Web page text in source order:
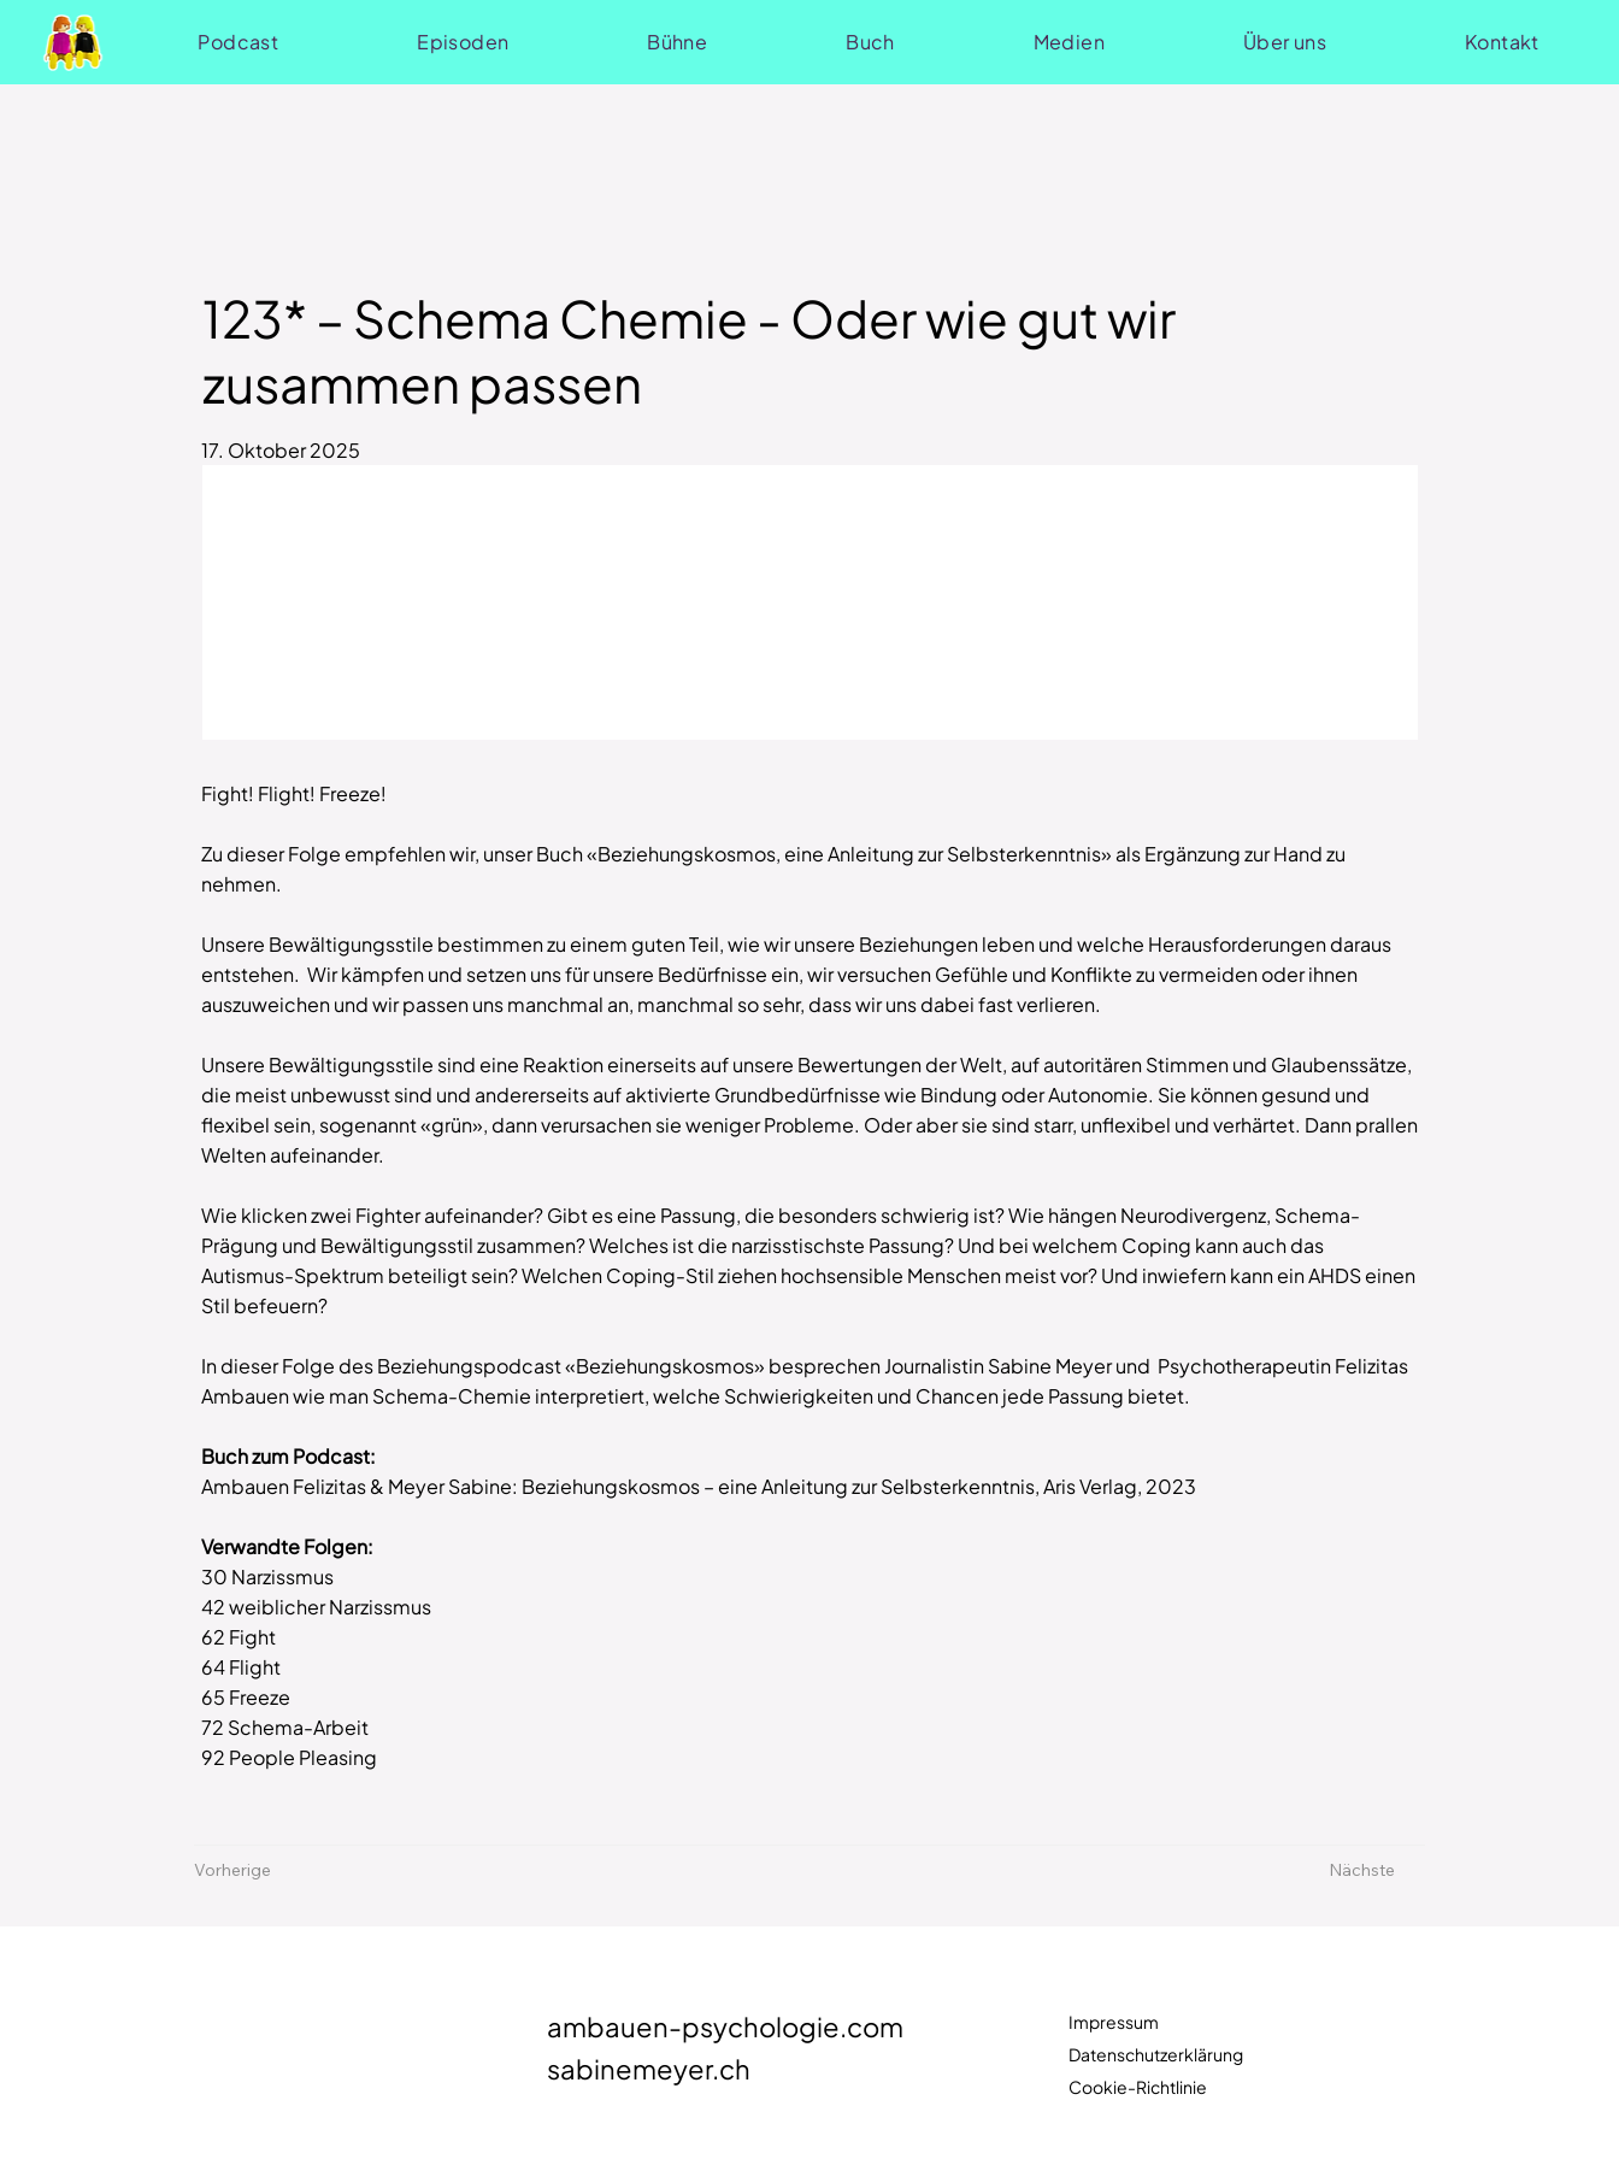
Podcast Episoden Bühne Buch Medien Über uns Kontakt
123* – Schema Chemie - Oder wie gut wir
zusammen passen
17. Oktober 2025
Fight! Flight! Freeze!
Zu dieser Folge empfehlen wir, unser Buch «Beziehungskosmos, eine Anleitung zur Selbsterkenntnis» als Ergänzung zur Hand zu
nehmen.
Unsere Bewältigungsstile bestimmen zu einem guten Teil, wie wir unsere Beziehungen leben und welche Herausforderungen daraus
entstehen. Wir kämpfen und setzen uns für unsere Bedürfnisse ein, wir versuchen Gefühle und Konflikte zu vermeiden oder ihnen
auszuweichen und wir passen uns manchmal an, manchmal so sehr, dass wir uns dabei fast verlieren.
Unsere Bewältigungsstile sind eine Reaktion einerseits auf unsere Bewertungen der Welt, auf autoritären Stimmen und Glaubenssätze,
die meist unbewusst sind und andererseits auf aktivierte Grundbedürfnisse wie Bindung oder Autonomie. Sie können gesund und
flexibel sein, sogenannt «grün», dann verursachen sie weniger Probleme. Oder aber sie sind starr, unflexibel und verhärtet. Dann prallen
Welten aufeinander.
Wie klicken zwei Fighter aufeinander? Gibt es eine Passung, die besonders schwierig ist? Wie hängen Neurodivergenz, Schema-
Prägung und Bewältigungsstil zusammen? Welches ist die narzisstischste Passung? Und bei welchem Coping kann auch das
Autismus-Spektrum beteiligt sein? Welchen Coping-Stil ziehen hochsensible Menschen meist vor? Und inwiefern kann ein AHDS einen
Stil befeuern?
In dieser Folge des Beziehungspodcast «Beziehungskosmos» besprechen Journalistin Sabine Meyer und Psychotherapeutin Felizitas
Ambauen wie man Schema-Chemie interpretiert, welche Schwierigkeiten und Chancen jede Passung bietet.
Buch zum Podcast:
Ambauen Felizitas & Meyer Sabine: Beziehungskosmos – eine Anleitung zur Selbsterkenntnis, Aris Verlag, 2023
Verwandte Folgen:
30 Narzissmus
42 weiblicher Narzissmus
62 Fight
64 Flight
65 Freeze
72 Schema-Arbeit
92 People Pleasing
Vorherige Nächste
ambauen-psychologie.com
sabinemeyer.ch
Impressum
Datenschutzerklärung
Cookie-Richtlinie